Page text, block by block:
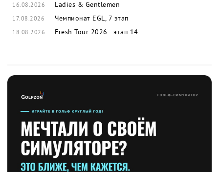
16.08.2026 Ladies & Gentlemen
17.08.2026 Чемпионат EGL, 7 этап
18.08.2026 Fresh Tour 2026 - этап 14